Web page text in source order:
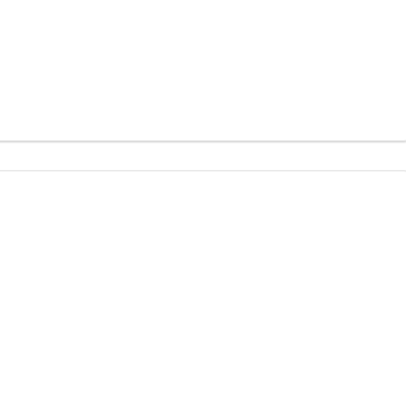
les commodités : centre-ville, gare, hôpital et château
mezzanine vient compléter ce bien et offre de très beaux
le syndicat des copropriétaires ne fait pas l'objet d'une